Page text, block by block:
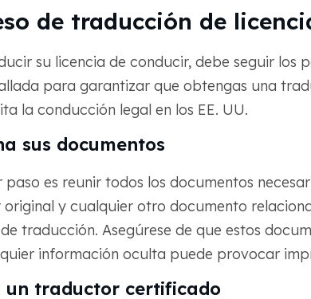
de traducción de
su licencia de conducir, debe seguir los
para garantizar que obtengas una
la conducción legal en los EE. UU.
sus documentos
paso es reunir todos los documentos
y cualquier otro documento
traducción. Asegúrese de que estos
información oculta puede provocar
un traductor certificado